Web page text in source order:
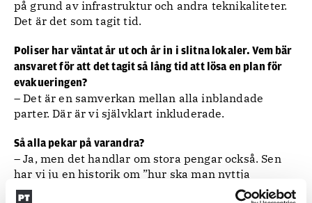
på grund av infrastruktur och andra teknikaliteter.
Det är det som tagit tid.
Poliser har väntat år ut och år in i slitna lokaler. Vem bär
ansvaret för att det tagit så lång tid att lösa en plan för
evakueringen?
– Det är en samverkan mellan alla inblandade
parter. Där är vi självklart inkluderade.
Så alla pekar på varandra?
– Ja, men det handlar om stora pengar också. Sen
har vi ju en historik om ”hur ska man nyttja
kvarteret Kronoberg” – en fråga som är avgörande